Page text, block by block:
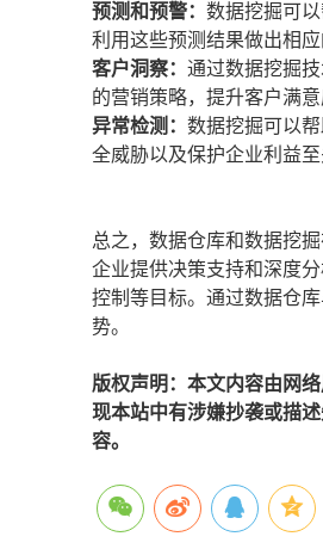
预测和预警： 数据挖掘可
利用这些预测结果做出相
客户洞察： 通过数据挖掘
的营销策略，提升客户满意
异常检测： 数据挖掘可以
全威胁以及保护企业利益至
总之，数据仓库和数据挖
企业提供决策支持和深度
控制等目标。通过数据仓
势。
版权声明：本文内容由网
现本站中有涉嫌抄袭或描
容。